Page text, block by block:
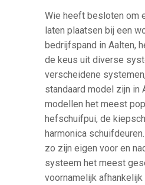
Wie heeft besloten om
laten plaatsen bij een
bedrijfspand in Aalten,
de keus uit diverse
verscheidene
standaard model zijn in
modellen het meest
hefschuifpui, de
harmonica
zo zijn eigen voor en
systeem het meest
voornamelijk afhankelijk